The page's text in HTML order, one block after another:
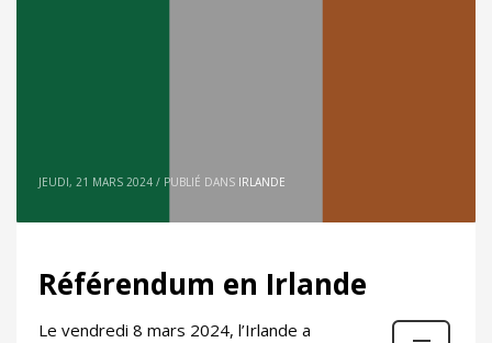
JEUDI, 21 MARS 2024 / PUBLIÉ DANS IRLANDE
Référendum en Irlande
Le vendredi 8 mars 2024, l’Irlande a